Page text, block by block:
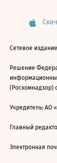
Сетевое
Решение
(Роскомнадзор)
Учредитель: АО
Главный
Электронная